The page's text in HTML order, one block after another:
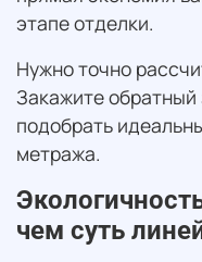
этапе отделки.
Нужно точно
Закажите
подобрать
метража.
чем суть